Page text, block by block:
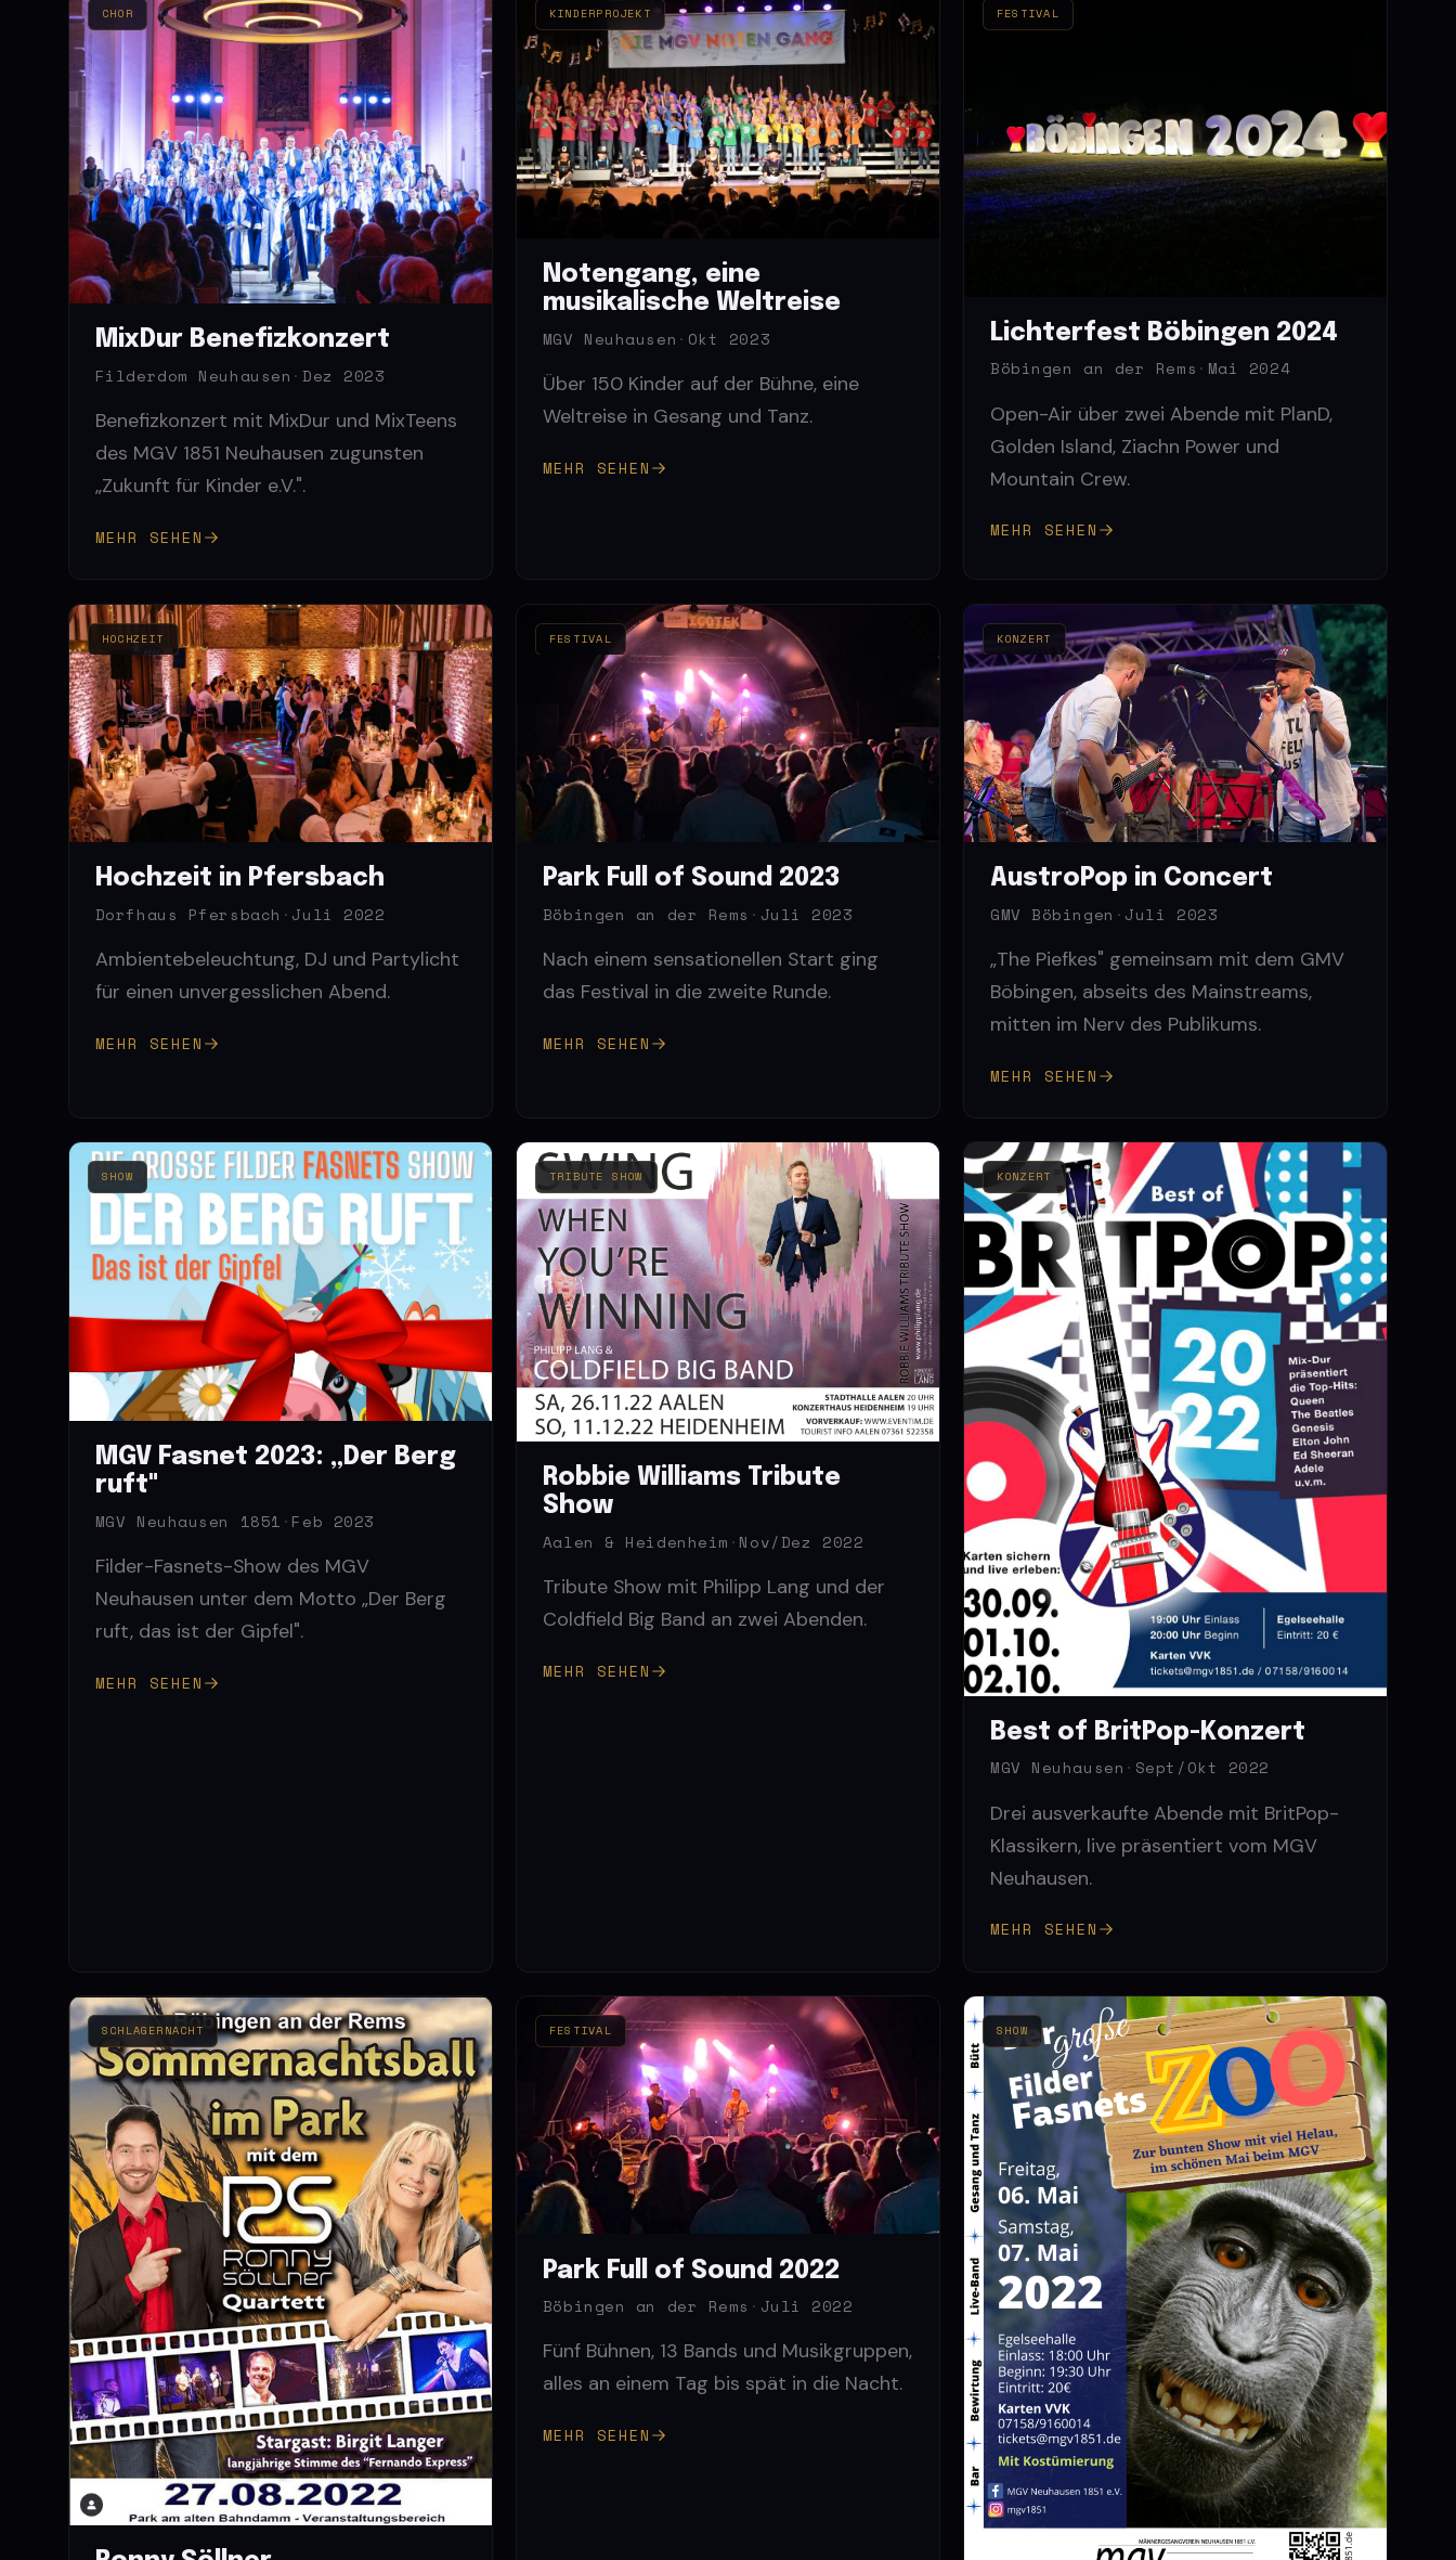
CHOR
MixDur Benefizkonzert
Filderdom Neuhausen · Dez 2023
Benefizkonzert mit MixDur und MixTeens
des MGV 1851 Neuhausen zugunsten
„Zukunft für Kinder e.V.".
MEHR SEHEN
KINDERPROJEKT
Notengang, eine
musikalische Weltreise
MGV Neuhausen · Okt 2023
Über 150 Kinder auf der Bühne, eine
Weltreise in Gesang und Tanz.
MEHR SEHEN
FESTIVAL
Lichterfest Böbingen 2024
Böbingen an der Rems · Mai 2024
Open-Air über zwei Abende mit PlanD,
Golden Island, Ziachn Power und
Mountain Crew.
MEHR SEHEN
HOCHZEIT
Hochzeit in Pfersbach
Dorfhaus Pfersbach · Juli 2022
Ambientebeleuchtung, DJ und Partylicht
für einen unvergesslichen Abend.
MEHR SEHEN
FESTIVAL
Park Full of Sound 2023
Böbingen an der Rems · Juli 2023
Nach einem sensationellen Start ging
das Festival in die zweite Runde.
MEHR SEHEN
KONZERT
AustroPop in Concert
GMV Böbingen · Juli 2023
„The Piefkes" gemeinsam mit dem GMV
Böbingen, abseits des Mainstreams,
mitten im Nerv des Publikums.
MEHR SEHEN
SHOW
MGV Fasnet 2023: „Der Berg
ruft"
MGV Neuhausen 1851 · Feb 2023
Filder-Fasnets-Show des MGV
Neuhausen unter dem Motto „Der Berg
ruft, das ist der Gipfel".
MEHR SEHEN
TRIBUTE SHOW
Robbie Williams Tribute
Show
Aalen & Heidenheim · Nov/Dez 2022
Tribute Show mit Philipp Lang und der
Coldfield Big Band an zwei Abenden.
MEHR SEHEN
KONZERT
Best of BritPop-Konzert
MGV Neuhausen · Sept/Okt 2022
Drei ausverkaufte Abende mit BritPop-
Klassikern, live präsentiert vom MGV
Neuhausen.
MEHR SEHEN
SCHLAGERNACHT FESTIVAL
Park Full of Sound 2022
Böbingen an der Rems · Juli 2022
Fünf Bühnen, 13 Bands und Musikgruppen,
alles an einem Tag bis spät in die Nacht.
MEHR SEHEN
SHOW